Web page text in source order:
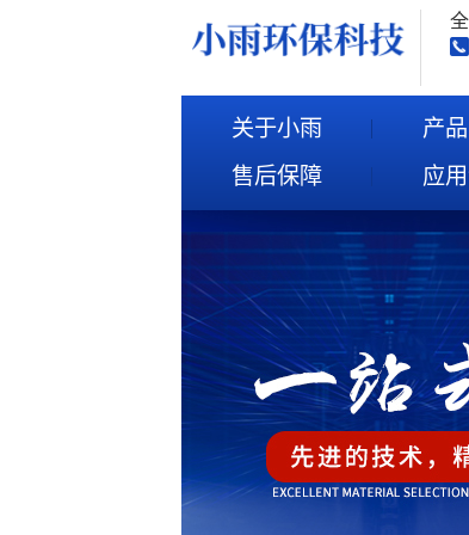
关于小雨 产
售后保障
应